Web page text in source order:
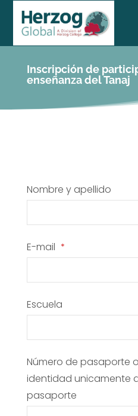
Inscripción de
enseñanza del Tanaj
Nombre y apellido
E-mail *
Business
Escuela
Número de pasaporte
identidad unicamente
pasaporte